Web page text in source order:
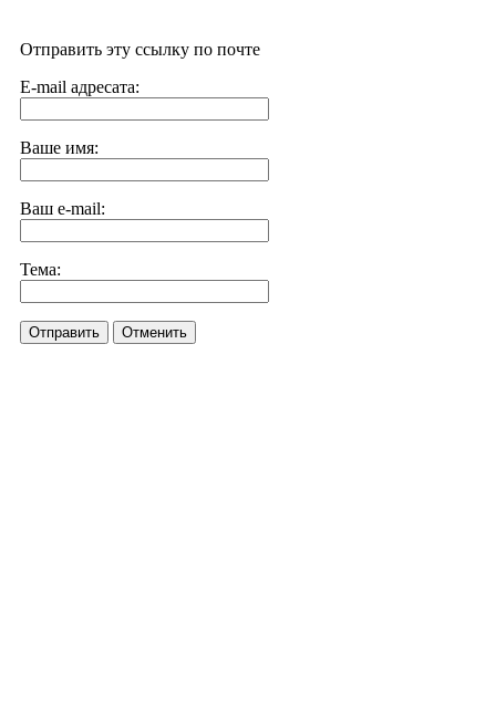
Отправить эту ссылку по почте
E-mail адресата:
Ваше имя:
Ваш e-mail:
Тема:
Отправить Отменить